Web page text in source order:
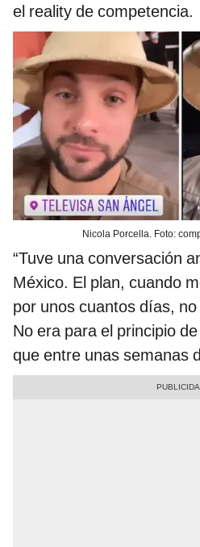
el reality de competencia.
Nicola Porcella. Foto:
“Tuve una conversación
México. El plan, cuando
por unos cuantos días,
No era para el principio
que entre unas semanas